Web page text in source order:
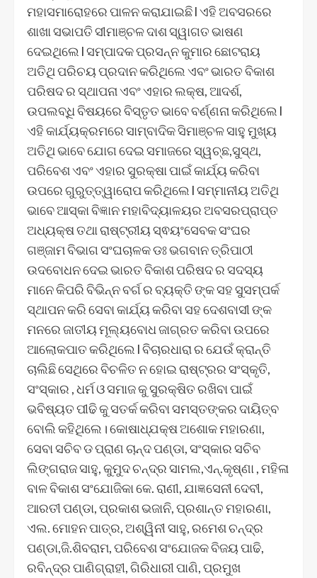
ମହାସମାରୋହରେ ପାଳନ କରାଯାଇଛି l ଏହି ଅବସରରେ
ଶାଖା ସଭାପତି ସୀମାଞ୍ଚଳ ଦାଶ ସ୍ୱାଗତ ଭାଷଣ
ଦେଇଥିଲେ l ସମ୍ପାଦକ ପ୍ରସନ୍ନ କୁମାର ଛୋଟରାୟ
ଅତିଥି ପରିଚୟ ପ୍ରଦାନ କରିଥିଲେ ଏବଂ ଭାରତ ବିକାଶ
ପରିଷଦ ର ସ୍ଥାପନା ଏବଂ ଏହାର ଲକ୍ଷ, ଆଦର୍ଶ,
ଉପଲବ୍ଧି ବିଷୟରେ ବିସ୍ତୃତ ଭାବେ ବର୍ଣ୍ଣନା କରିଥିଲେ l
ଏହି କାର୍ଯ୍ୟକ୍ରମରେ ସାମ୍ବାଦିକ ସିମାଞ୍ଚଳ ସାହୁ ମୁଖ୍ୟ
ଅତିଥି ଭାବେ ଯୋଗ ଦେଇ ସମାଜରେ ସ୍ୱଚ୍ଛ,ସୁସ୍ଥ,
ପରିବେଶ ଏବଂ ଏହାର ସୁରକ୍ଷା ପାଇଁ କାର୍ଯ୍ୟ କରିବା
ଉପରେ ଗୁରୁତ୍ତ୍ୱାରୋପ କରିଥିଲେ l ସମ୍ମାନୀୟ ଅତିଥି
ଭାବେ ଆସ୍କା ବିଜ୍ଞାନ ମହାବିଦ୍ୟାଳୟର ଅବସରପ୍ରାପ୍ତ
ଅଧ୍ୟକ୍ଷ ତଥା ରାଷ୍ଟ୍ରୀୟ ସ୍ଵୟଂସେବକ ସଂଘର
ଗଞ୍ଜାମ ବିଭାଗ ସଂଘଚାଳକ ଡଃ ଭଗବାନ ତ୍ରିପାଠୀ
ଉଦବୋଧନ ଦେଇ ଭାରତ ବିକାଶ ପରିଷଦ ର ସଦସ୍ୟ
ମାନେ କିପରି ବିଭିନ୍ନ ବର୍ଗ ର ବ୍ୟକ୍ତି ଙ୍କ ସହ ସୁସମ୍ପର୍କ
ସ୍ଥାପନ କରି ସେବା କାର୍ଯ୍ୟ କରିବା ସହ ଦେଶବାସୀ ଙ୍କ
ମନରେ ଜାତୀୟ ମୂଲ୍ୟବୋଧ ଜାଗ୍ରତ କରିବା ଉପରେ
ଆଲୋକପାତ କରିଥିଲେ l ବିଚାରଧାରା ର ଯେଉଁ କ୍ରାନ୍ତି
ଚାଲିଛି ସେଥିରେ ବିଚଳିତ ନ ହୋଇ ରାଷ୍ଟ୍ରର ସଂସ୍କୃତି,
ସଂସ୍କାର , ଧର୍ମ ଓ ସମାଜ କୁ ସୁରକ୍ଷିତ ରଖିବା ପାଇଁ
ଭବିଷ୍ୟତ ପୀଢି କୁ ସତର୍କ କରିବା ସମସ୍ତଙ୍କର ଦାୟିତ୍ବ
ବୋଲି କହିଥିଲେ। କୋଷାଧ୍ଯକ୍ଷ ଅଶୋକ ମହାରଣା,
ସେବା ସଚିବ ଡ ପ୍ରାଣ ଚାନ୍ଦ ପଣ୍ଡା, ସଂସ୍କାର ସଚିବ
ଲିଙ୍ଗରାଜ ସାହୁ, କୁମୁଦ ଚନ୍ଦ୍ର ସାମଲ,ଏନ୍.କୃଷ୍ଣା , ମହିଳା
ବାଳ ବିକାଶ ସଂଯୋଜିକା କେ. ରାଣୀ, ଯାଜ୍ଞସେନୀ ଦେବୀ,
ଆରତୀ ପଣ୍ଡା, ପ୍ରକାଶ ଭଜାନି, ପ୍ରଶାନ୍ତ ମହାରଣା,
ଏଲ. ମୋହନ ପାତ୍ର, ଅଶ୍ୱିନୀ ସାହୁ, ରମେଶ ଚନ୍ଦ୍ର
ପଣ୍ଡା,ଜି.ଶିବରାମ, ପରିବେଶ ସଂଯୋଜକ ବିଜୟ ପାଢି,
ରବିନ୍ଦ୍ର ପାଣିଗ୍ରାହୀ, ଗିରିଧାରୀ ପାଣି, ପ୍ରମୁଖ